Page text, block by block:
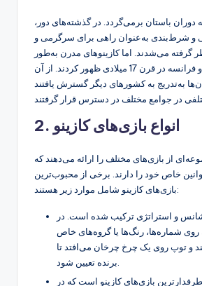
دوران باستان برمی‌گردد. در گذشته‌های دور،
و شرط‌بندی به‌عنوان راهی برای سرگرمی و
گرفته می‌شدند. اما کازینوهای مدرن به‌طور
رسمی در ایتالیا و فرانسه در قرن 17 میلادی ظهور کردند. از آن
به‌تدریج به کشورهای دیگر گسترش یافتند
2. انواع بازی‌های کازینو
از بازی‌های مختلف را ارائه می‌دهند که
خاص خود را دارند. برخی از محبوب‌ترین
بازی‌های کازینو شامل موارد زیر هستند:
شانس و استراتژی ترکیب شده است. در
روی شماره‌ها، رنگ‌ها یا گروه‌های خاص
و توپ روی یک چرخ چرخان می‌افتد تا
بازی‌های کازینو است که در